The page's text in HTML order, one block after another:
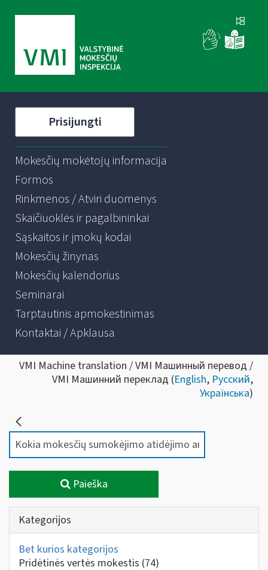
Prisijungti
Mokesčių mokėtojų informacija
Formos
Rinkmenos / Atviri duomenys
Skaičiuoklės ir pagalbininkai
Sąskaitos ir įmokų kodai
Mokesčių žinynas
Mokesčių kalendorius
Seminarai
Tarptautinis apmokestinimas
Kontaktai / Apklausa
VMI Machine translation / VMI Машинный перевод /
VMI Машинний переклад (English, Русский,
Українська)
Paieška
Kategorijos
Bet kurios kategorijos
Pridėtinės vertės mokestis (74)